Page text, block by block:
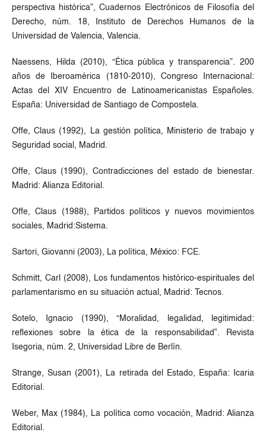
perspectiva histórica”, Cuadernos Electrónicos de Filosofía del
Derecho, núm. 18, Instituto de Derechos Humanos de la
Universidad de Valencia, Valencia.
Naessens, Hilda (2010), “Ética pública y transparencia”. 200
años de Iberoamérica (1810-2010), Congreso Internacional:
Actas del XIV Encuentro de Latinoamericanistas Españoles.
España: Universidad de Santiago de Compostela.
Offe, Claus (1992), La gestión política, Ministerio de trabajo y
Seguridad social, Madrid.
Offe, Claus (1990), Contradicciones del estado de bienestar.
Madrid: Alianza Editorial.
Offe, Claus (1988), Partidos políticos y nuevos movimientos
sociales, Madrid:Sistema.
Sartori, Giovanni (2003), La política, México: FCE.
Schmitt, Carl (2008), Los fundamentos histórico-espirituales del
parlamentarismo en su situación actual, Madrid: Tecnos.
Sotelo, Ignacio (1990), “Moralidad, legalidad, legitimidad:
reflexiones sobre la ética de la responsabilidad”. Revista
Isegoria, núm. 2, Universidad Libre de Berlín.
Strange, Susan (2001), La retirada del Estado, España: Icaria
Editorial.
Weber, Max (1984), La política como vocación, Madrid: Alianza
Editorial.